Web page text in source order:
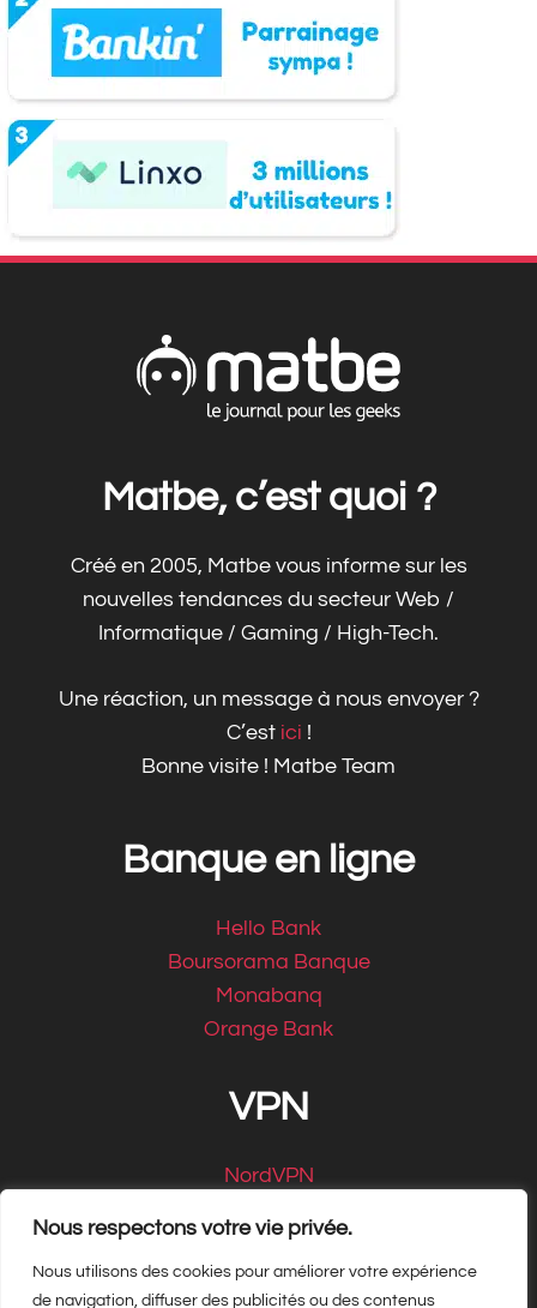
Nous respectons votre vie privée.
Nous utilisons des cookies pour améliorer votre expérience
de navigation, diffuser des publicités ou des contenus
Matbe, c’est quoi ?
Créé en 2005, Matbe vous informe sur les
nouvelles tendances du secteur Web /
Informatique / Gaming / High-Tech.
Une réaction, un message à nous envoyer ?
C’est ici !
Bonne visite ! Matbe Team
Banque en ligne
Hello Bank
Boursorama Banque
Monabanq
Orange Bank
VPN
NordVPN